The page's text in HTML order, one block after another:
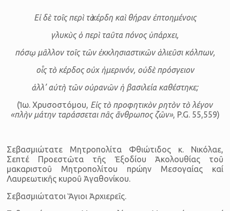
Εἰ δὲ τοῖς περὶ τὰ κέρδη καὶ θήραν ἐπτοημένοις
γλυκὺς ὁ περὶ ταῦτα πόνος ὑπάρχει,
πόσῳ μᾶλλον τοῖς τῶν ἐκκλησιαστικῶν ἁλιεῦσι κόλπων,
οἷς τὸ κέρδος οὐχ ἡμερινόν, οὐδὲ πρόσγειον
ἀλλ’ αὐτὴ τῶν οὐρανῶν ἡ βασιλεία καθέστηκε;
(Ἰω. Χρυσοστόμου, Εἰς τὸ προφητικὸν ρητὸν τὸ λέγον
«πλὴν μάτην τα­ράσσεται πᾶς ἄνθρωπος ζῶν», P.G. 55,559)
Σεβασμιώτατε Μητροπολίτα Φθιώτιδος κ. Νικόλαε,
Σεπτέ Προεστῶτα τῆς Ἐξοδίου Ἀκολουθίας τοῦ
μακαριστοῦ Μητροπολίτου πρώην Μεσογαίας καί
Λαυρεωτικῆς κυροῦ Ἀγαθονίκου.
Σεβασμιώτατοι Ἅγιοι Ἀρχιερεῖς.